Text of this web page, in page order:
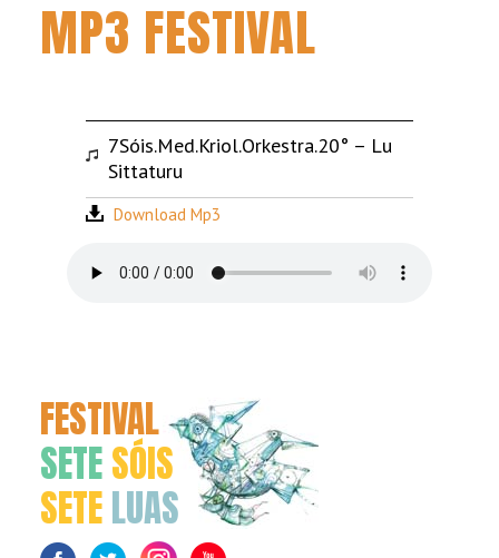
MP3 FESTIVAL
7Sóis.Med.Kriol.Orkestra.20° – Lu
Sittaturu
Download Mp3
FESTIVAL
SETESÓIS
SETELUAS